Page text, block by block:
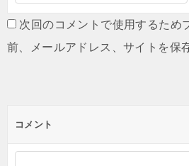
次回のコメントで使用するため
前、メールアドレス、サイトを保
コメント